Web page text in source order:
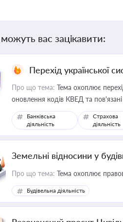
вас зацікавити:
Перехід української
Про що тема: Тема охоплює
оновлення кодів КВЕД та
Банківська
діяльність
Страхова
діяльність
Земельні відносини у
Про що тема: Тема охоплює
Будівельна діяльність